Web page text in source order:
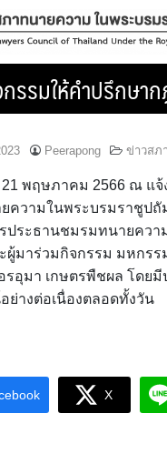
รรมให้คำปรึกษา
Peerapong ข่าวสภ
21 พฤษภาคม 2566 ณ แ
ความในพระบรมราชูป
ประธานชมรมทนายคว
ผู้มาร่วมกิจกรรม มหกรร
รอุมา เกษตรพืชผล โดย
ย่างต่อเนื่องตลอดทั้งวัน
X